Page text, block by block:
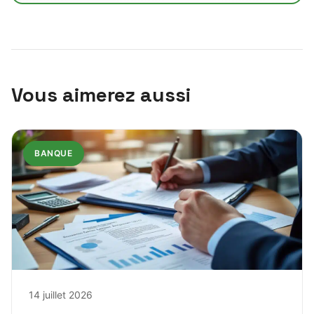
Vous aimerez aussi
BANQUE
14 juillet 2026